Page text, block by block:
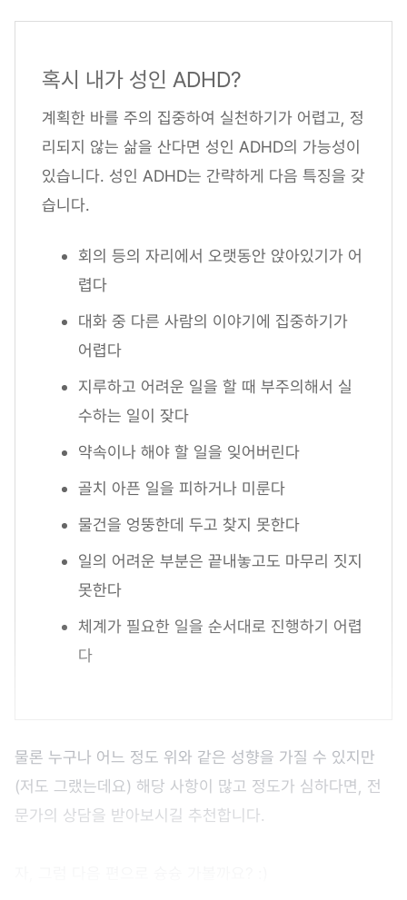
혹시 내가 성인 ADHD?
계획한 바를 주의 집중하여 실천하기가 어렵고, 정
리되지 않는 삶을 산다면 성인 ADHD의 가능성이
있습니다. 성인 ADHD는 간략하게 다음 특징을 갖
습니다.
회의 등의 자리에서 오랫동안 앉아있기가 어
렵다
대화 중 다른 사람의 이야기에 집중하기가
어렵다
지루하고 어려운 일을 할 때 부주의해서 실
수하는 일이 잦다
약속이나 해야 할 일을 잊어버린다
골치 아픈 일을 피하거나 미룬다
물건을 엉뚱한데 두고 찾지 못한다
일의 어려운 부분은 끝내놓고도 마무리 짓지
못한다
체계가 필요한 일을 순서대로 진행하기 어렵
다
물론 누구나 어느 정도 위와 같은 성향을 가질 수 있지만
(저도 그랬는데요) 해당 사항이 많고 정도가 심하다면, 전
문가의 상담을 받아보시길 추천합니다.